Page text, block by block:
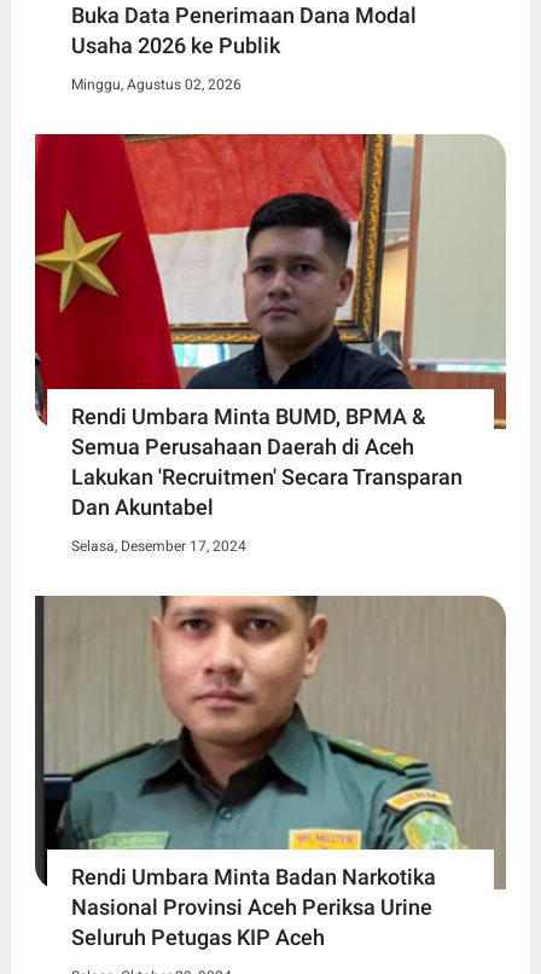
Buka Data Penerimaan Dana Modal
Usaha 2026 ke Publik
Minggu, Agustus 02, 2026
Rendi Umbara Minta BUMD, BPMA &
Semua Perusahaan Daerah di Aceh
Lakukan 'Recruitmen' Secara Transparan
Dan Akuntabel
Selasa, Desember 17, 2024
Rendi Umbara Minta Badan Narkotika
Nasional Provinsi Aceh Periksa Urine
Seluruh Petugas KIP Aceh